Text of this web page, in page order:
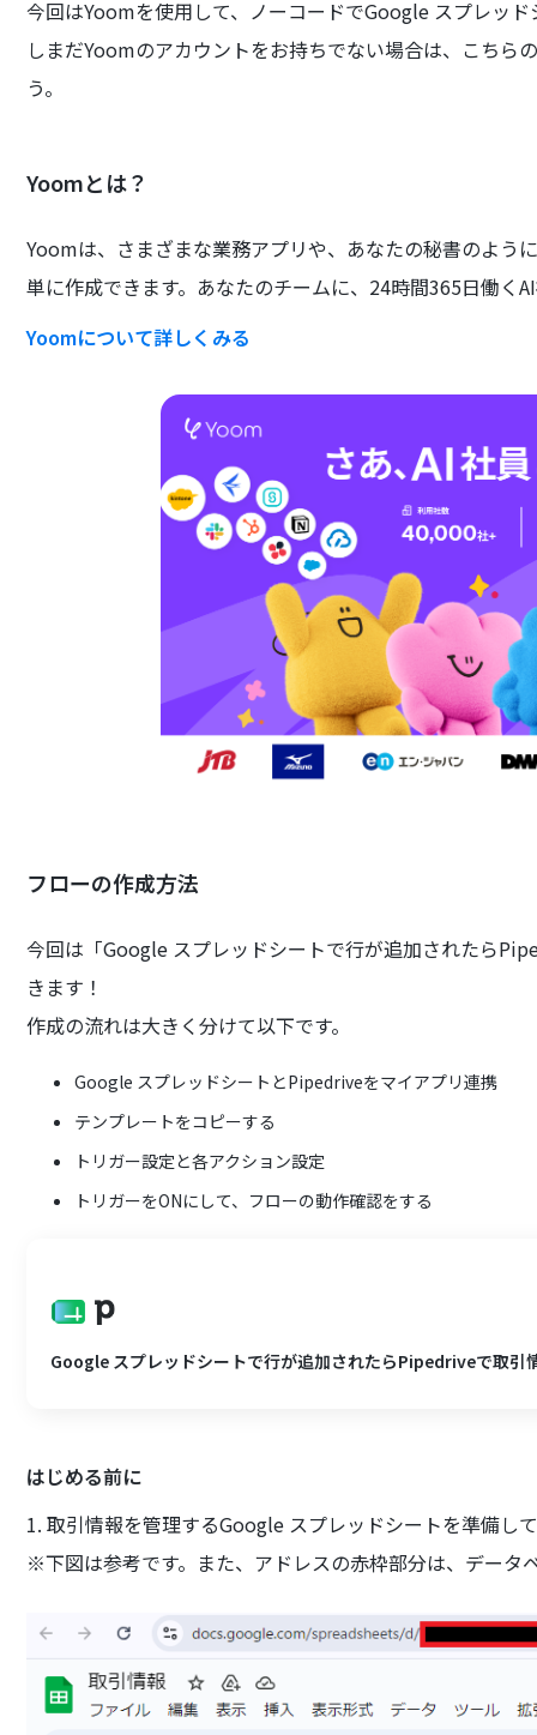
今回はYoomを使用して、ノーコードでGoogle スプレッ
しまだYoomのアカウントをお持ちでない場合は、こちら
う。
Yoomとは？
Yoomは、さまざまな業務アプリや、あなたの秘書のよう
単に作成できます。あなたのチームに、24時間365日働く
Yoomについて詳しくみる
フローの作成方法
今回は「Google スプレッドシートで行が追加されたら
きます！
作成の流れは大きく分けて以下です。
Google スプレッドシートとPipedriveをマイアプリ連携
テンプレートをコピーする
トリガー設定と各アクション設定
トリガーをONにして、フローの動作確認をする
Google スプレッドシートで行が追加されたらPipedriveで取引
はじめる前に
1. 取引情報を管理するGoogle スプレッドシートを準備し
※下図は参考です。また、アドレスの赤枠部分は、データ